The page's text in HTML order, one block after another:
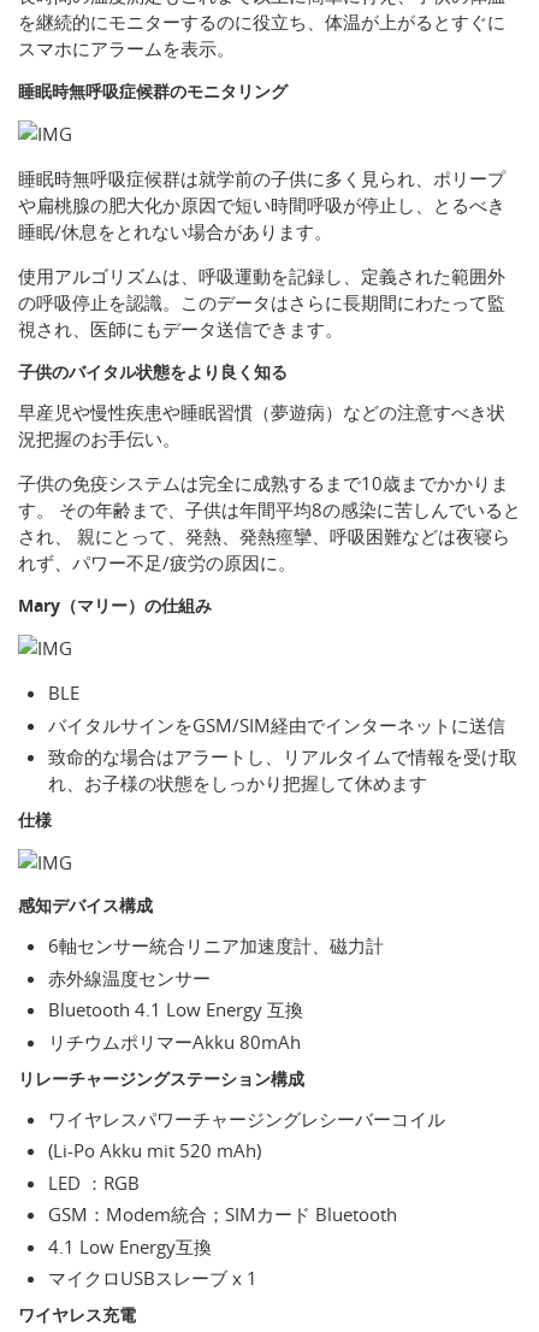
を継続的にモニターするのに役立ち、体温が上がるとすぐに
スマホにアラームを表示。
睡眠時無呼吸症候群のモニタリング
睡眠時無呼吸症候群は就学前の子供に多く見られ、ポリープ
や扁桃腺の肥大化か原因で短い時間呼吸が停止し、とるべき
睡眠/休息をとれない場合があります。
使用アルゴリズムは、呼吸運動を記録し、定義された範囲外
の呼吸停止を認識。このデータはさらに長期間にわたって監
視され、医師にもデータ送信できます。
子供のバイタル状態をより良く知る
早産児や慢性疾患や睡眠習慣（夢遊病）などの注意すべき状
況把握のお手伝い。
子供の免疫システムは完全に成熟するまで10歳までかかりま
す。 その年齢まで、子供は年間平均8の感染に苦しんでいると
され、 親にとって、発熱、発熱痙攣、呼吸困難などは夜寝ら
れず、パワー不足/疲労の原因に。
Mary（マリー）の仕組み
BLE
バイタルサインをGSM/SIM経由でインターネットに送信
致命的な場合はアラートし、リアルタイムで情報を受け取
れ、お子様の状態をしっかり把握して休めます
仕様
感知デバイス構成
6軸センサー統合リニア加速度計、磁力計
赤外線温度センサー
Bluetooth 4.1 Low Energy 互換
リチウムポリマーAkku 80mAh
リレーチャージングステーション構成
ワイヤレスパワーチャージングレシーバーコイル
(Li-Po Akku mit 520 mAh)
LED ：RGB
GSM：Modem統合；SIMカード Bluetooth
4.1 Low Energy互換
マイクロUSBスレーブ x 1
ワイヤレス充電